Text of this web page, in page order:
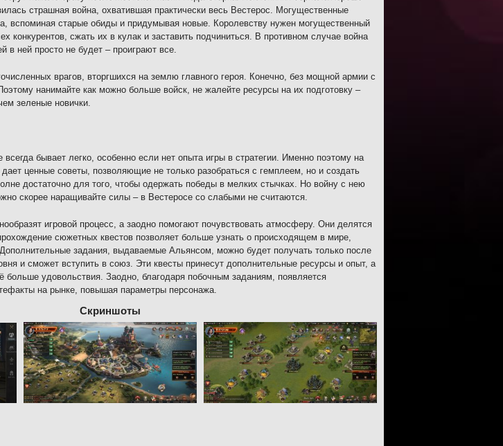
страшная война, охватившая практически весь Вестерос. Могущественные
вспоминая старые обиды и придумывая новые. Королевству нужен могущественный
конкурентов, сжать их в кулак и заставить подчиниться. В противном случае война
в ней просто не будет – проиграют все.
врагов, вторгшихся на землю главного героя. Конечно, без мощной армии с
нанимайте как можно больше войск, не жалейте ресурсы на их подготовку –
зеленые новички.
бывает легко, особенно если нет опыта игры в стратегии. Именно поэтому на
ценные советы, позволяющие не только разобраться с гемплеем, но и создать
достаточно для того, чтобы одержать победы в мелких стычках. Но войну с нею
скорее наращивайте силы – в Вестеросе со слабыми не считаются.
игровой процесс, а заодно помогают почувствовать атмосферу. Они делятся
сюжетных квестов позволяет больше узнать о происходящем в мире,
задания, выдаваемые Альянсом, можно будет получать только после
и сможет вступить в союз. Эти квесты принесут дополнительные ресурсы и опыт, а
больше удовольствия. Заодно, благодаря побочным заданиям, появляется
на рынке, повышая параметры персонажа.
Скриншоты